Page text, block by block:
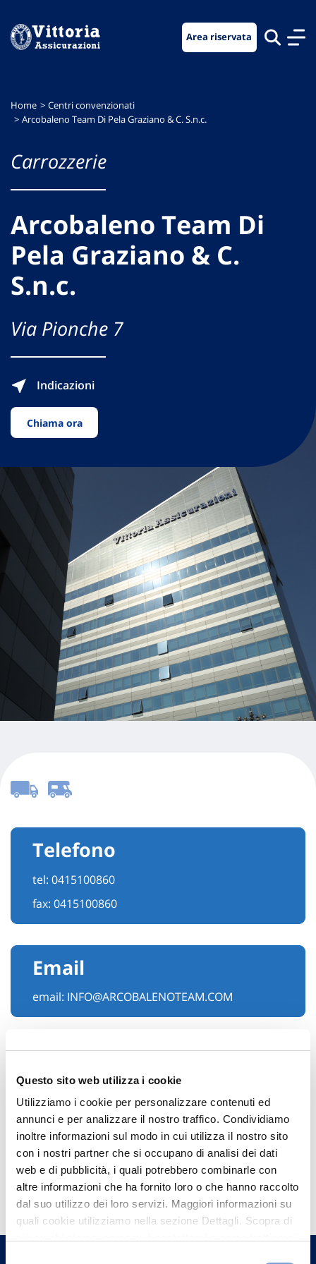
Questo sito web utilizza i cookie
Utilizziamo i cookie per personalizzare contenuti ed
annunci e per analizzare il nostro traffico. Condividiamo
inoltre informazioni sul modo in cui utilizza il nostro sito
con i nostri partner che si occupano di analisi dei dati
web e di pubblicità, i quali potrebbero combinarle con
altre informazioni che ha fornito loro o che hanno raccolto
dal suo utilizzo dei loro servizi. Maggiori informazioni su
quali cookie utilizziamo nella sezione Dettagli. Scopra di
menu
contenuto
footer
Area riservata
Home
Centri convenzionati
Arcobaleno Team Di Pela Graziano & C. S.n.c.
Carrozzerie
Arcobaleno Team Di
Pela Graziano & C.
S.n.c.
Via Pionche 7
Indicazioni
Chiama ora
Telefono
tel: 0415100860
fax: 0415100860
Email
email: INFO@ARCOBALENOTEAM.COM
Hai bisogno di
informazioni?
Trova l'Agenzia più vicina a te e parla con
un nostro Agente.